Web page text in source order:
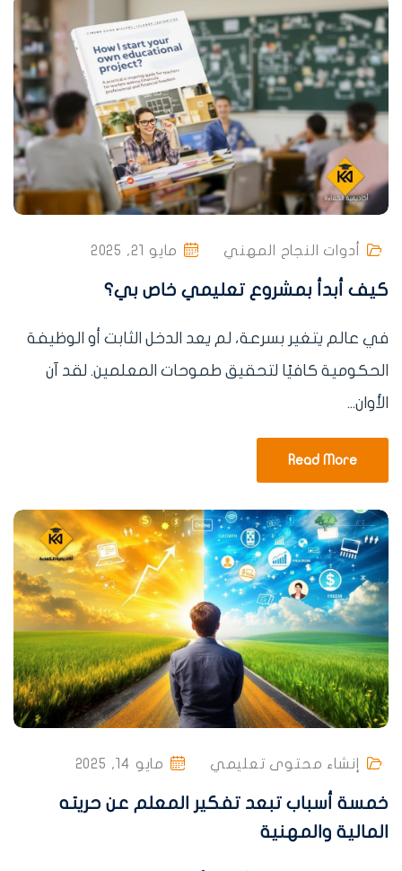
أدوات النجاح المهني مايو 21, 2025
كيف أبدأ بمشروع تعليمي خاص بي؟
في عالم يتغير بسرعة، لم يعد الدخل الثابت أو الوظيفة
الحكومية كافيًا لتحقيق طموحات المعلمين. لقد آن
الأوان...
Read More
إنشاء محتوى تعليمي مايو 14, 2025
خمسة أسباب تبعد تفكير المعلم عن حريته
المالية والمهنية